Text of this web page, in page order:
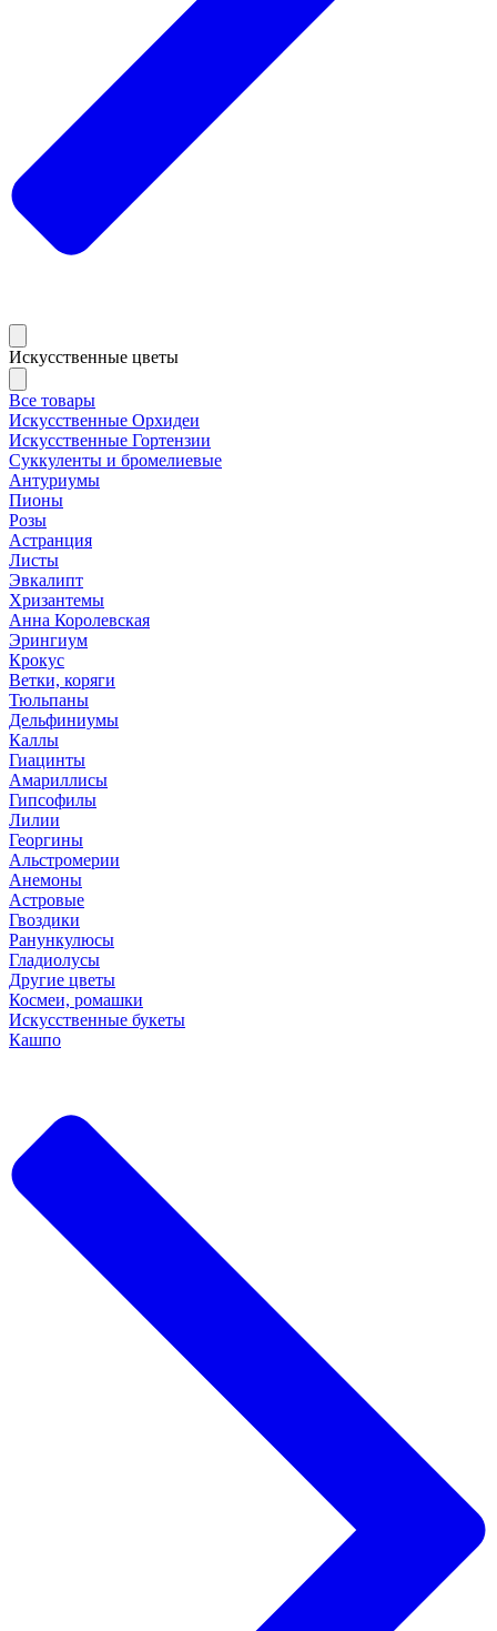
Искусственные цветы
Все товары
Искусственные Орхидеи
Искусственные Гортензии
Суккуленты и бромелиевые
Антуриумы
Пионы
Розы
Астранция
Листы
Эвкалипт
Хризантемы
Анна Королевская
Эрингиум
Крокус
Ветки, коряги
Тюльпаны
Дельфиниумы
Каллы
Гиацинты
Амариллисы
Гипсофилы
Лилии
Георгины
Альстромерии
Анемоны
Астровые
Гвоздики
Ранункулюсы
Гладиолусы
Другие цветы
Космеи, ромашки
Искусственные букеты
Кашпо